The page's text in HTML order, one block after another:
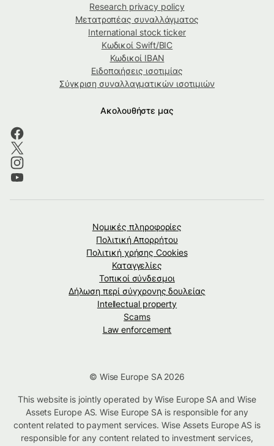
Research privacy policy
Μετατροπέας συναλλάγματος
International stock ticker
Κωδικοί Swift/BIC
Κωδικοί IBAN
Ειδοποιήσεις ισοτιμίας
Σύγκριση συναλλαγματικών ισοτιμιών
Ακολουθήστε μας
Νομικές πληροφορίες
Πολιτική Απορρήτου
Πολιτική χρήσης Cookies
Καταγγελίες
Τοπικοί σύνδεσμοι
Δήλωση περί σύγχρονης δουλείας
Intellectual property
Scams
Law enforcement
© Wise Europe SA 2026
This website is jointly operated by Wise Europe SA and Wise
Assets Europe AS. Wise Europe SA is responsible for any
content related to payment services. Wise Assets Europe AS is
responsible for any content related to investment services,